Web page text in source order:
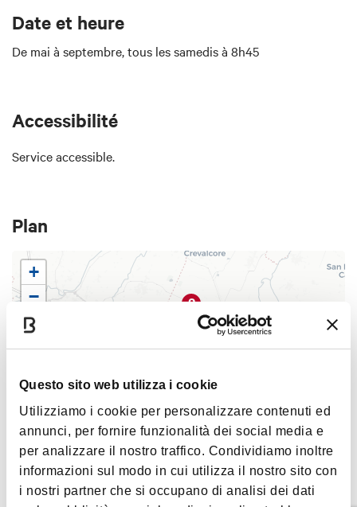
Questo sito web utilizza i cookie
Utilizziamo i cookie per personalizzare contenuti ed
annunci, per fornire funzionalità dei social media e
per analizzare il nostro traffico. Condividiamo inoltre
informazioni sul modo in cui utilizza il nostro sito con
i nostri partner che si occupano di analisi dei dati
À la fin de la visite, vous pourrez déguster un délicieux
à base de produits typiques dans un restaurant
Le prix comprend :
Transfert aller-retour en minibus
Entrée au musée Lamborghini
Visite du musée Ferrari de Maranello
Prix :
Plein tarif: 190,00 € par personne
Tarif réduit : 95,00 € par personne (enfants de 5 à 12 ans)
Gratuit: enfants jusqu'à 4 ans révolus
Date et heure
De mai à septembre, tous les samedis à 8h45
Accessibilité
Service accessible.
Plan
1
2
3
+
−